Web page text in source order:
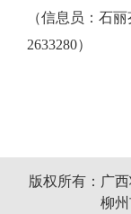
（信息员：石
2633280）
版权所有：广
柳